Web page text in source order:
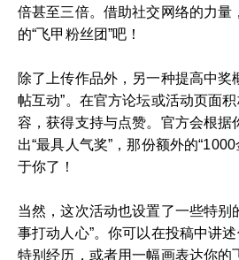
倍甚至三倍。借助社交网络的力量
的“飞甲粉丝团”吧！
除了上传作品外，另一种提高中奖
帖互动”。在官方论坛或活动页面
容，获得支持与点赞。官方会根据
出“最具人气奖”，那份额外的
于你了！
当然，这次活动也设置了一些特别
事打动人心”。你可以在投稿中讲
特别经历，或者用一幅画表达你的